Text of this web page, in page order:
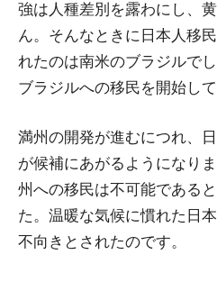
強は人種差別を露わにし、
ん。そんなときに日本人移
れたのは南米のブラジルで
ブラジルへの移民を開始して
満州の開発が進むにつれ、
が候補にあがるようになり
州への移民は不可能である
た。温暖な気候に慣れた日
不向きとされたのです。